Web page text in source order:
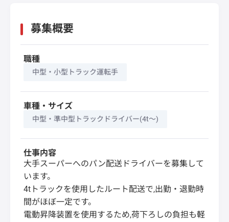
募集概要
職種
中型・小型トラック運転手
車種・サイズ
中型・準中型トラックドライバー(4t～)
仕事内容
大手スーパーへのパン配送ドライバーを募集して
います。
4tトラックを使用したルート配送で,出勤・退勤時
間がほぼ一定です。
電動昇降装置を使用するため,荷下ろしの負担も軽